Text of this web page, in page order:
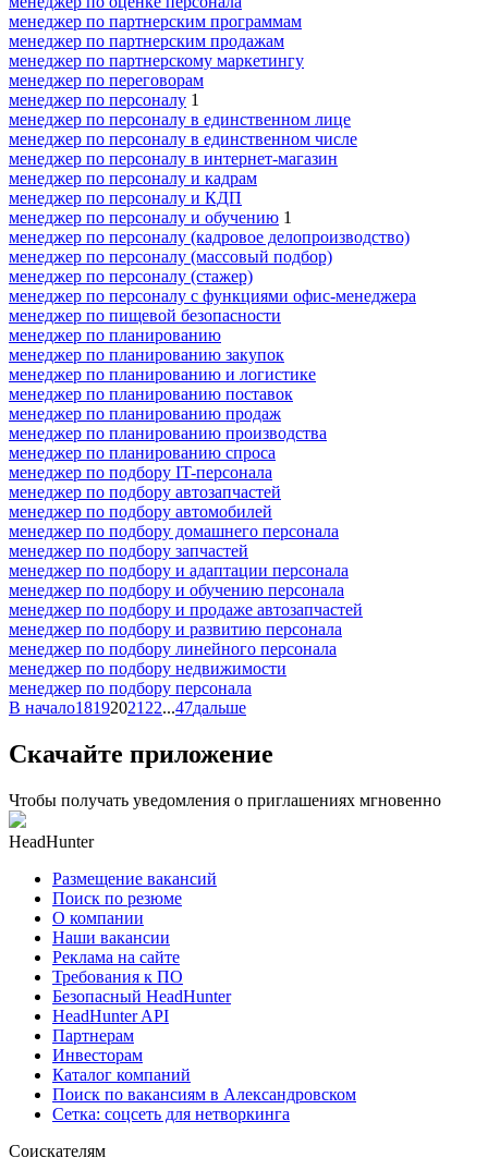
менеджер по партнерским программам
менеджер по партнерским продажам
менеджер по партнерскому маркетингу
менеджер по переговорам
менеджер по персоналу 1
менеджер по персоналу в единственном лице
менеджер по персоналу в единственном числе
менеджер по персоналу в интернет-магазин
менеджер по персоналу и кадрам
менеджер по персоналу и КДП
менеджер по персоналу и обучению 1
менеджер по персоналу (кадровое делопроизводство)
менеджер по персоналу (массовый подбор)
менеджер по персоналу (стажер)
менеджер по персоналу с функциями офис-менеджера
менеджер по пищевой безопасности
менеджер по планированию
менеджер по планированию закупок
менеджер по планированию и логистике
менеджер по планированию поставок
менеджер по планированию продаж
менеджер по планированию производства
менеджер по планированию спроса
менеджер по подбору IT-персонала
менеджер по подбору автозапчастей
менеджер по подбору автомобилей
менеджер по подбору домашнего персонала
менеджер по подбору запчастей
менеджер по подбору и адаптации персонала
менеджер по подбору и обучению персонала
менеджер по подбору и продаже автозапчастей
менеджер по подбору и развитию персонала
менеджер по подбору линейного персонала
менеджер по подбору недвижимости
менеджер по подбору персонала
В начало18192021 22...47дальше
Скачайте приложение
Чтобы получать уведомления о приглашениях мгновенно
HeadHunter
Размещение вакансий
Поиск по резюме
О компании
Наши вакансии
Реклама на сайте
Требования к ПО
Безопасный HeadHunter
HeadHunter API
Партнерам
Инвесторам
Каталог компаний
Поиск по вакансиям в Александровском
Сетка: соцсеть для нетворкинга
Соискателям